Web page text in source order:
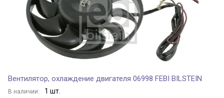
Вентилятор, охлаждение двигателя 06998 FEBI BILSTEIN
В наличии: 1 шт.